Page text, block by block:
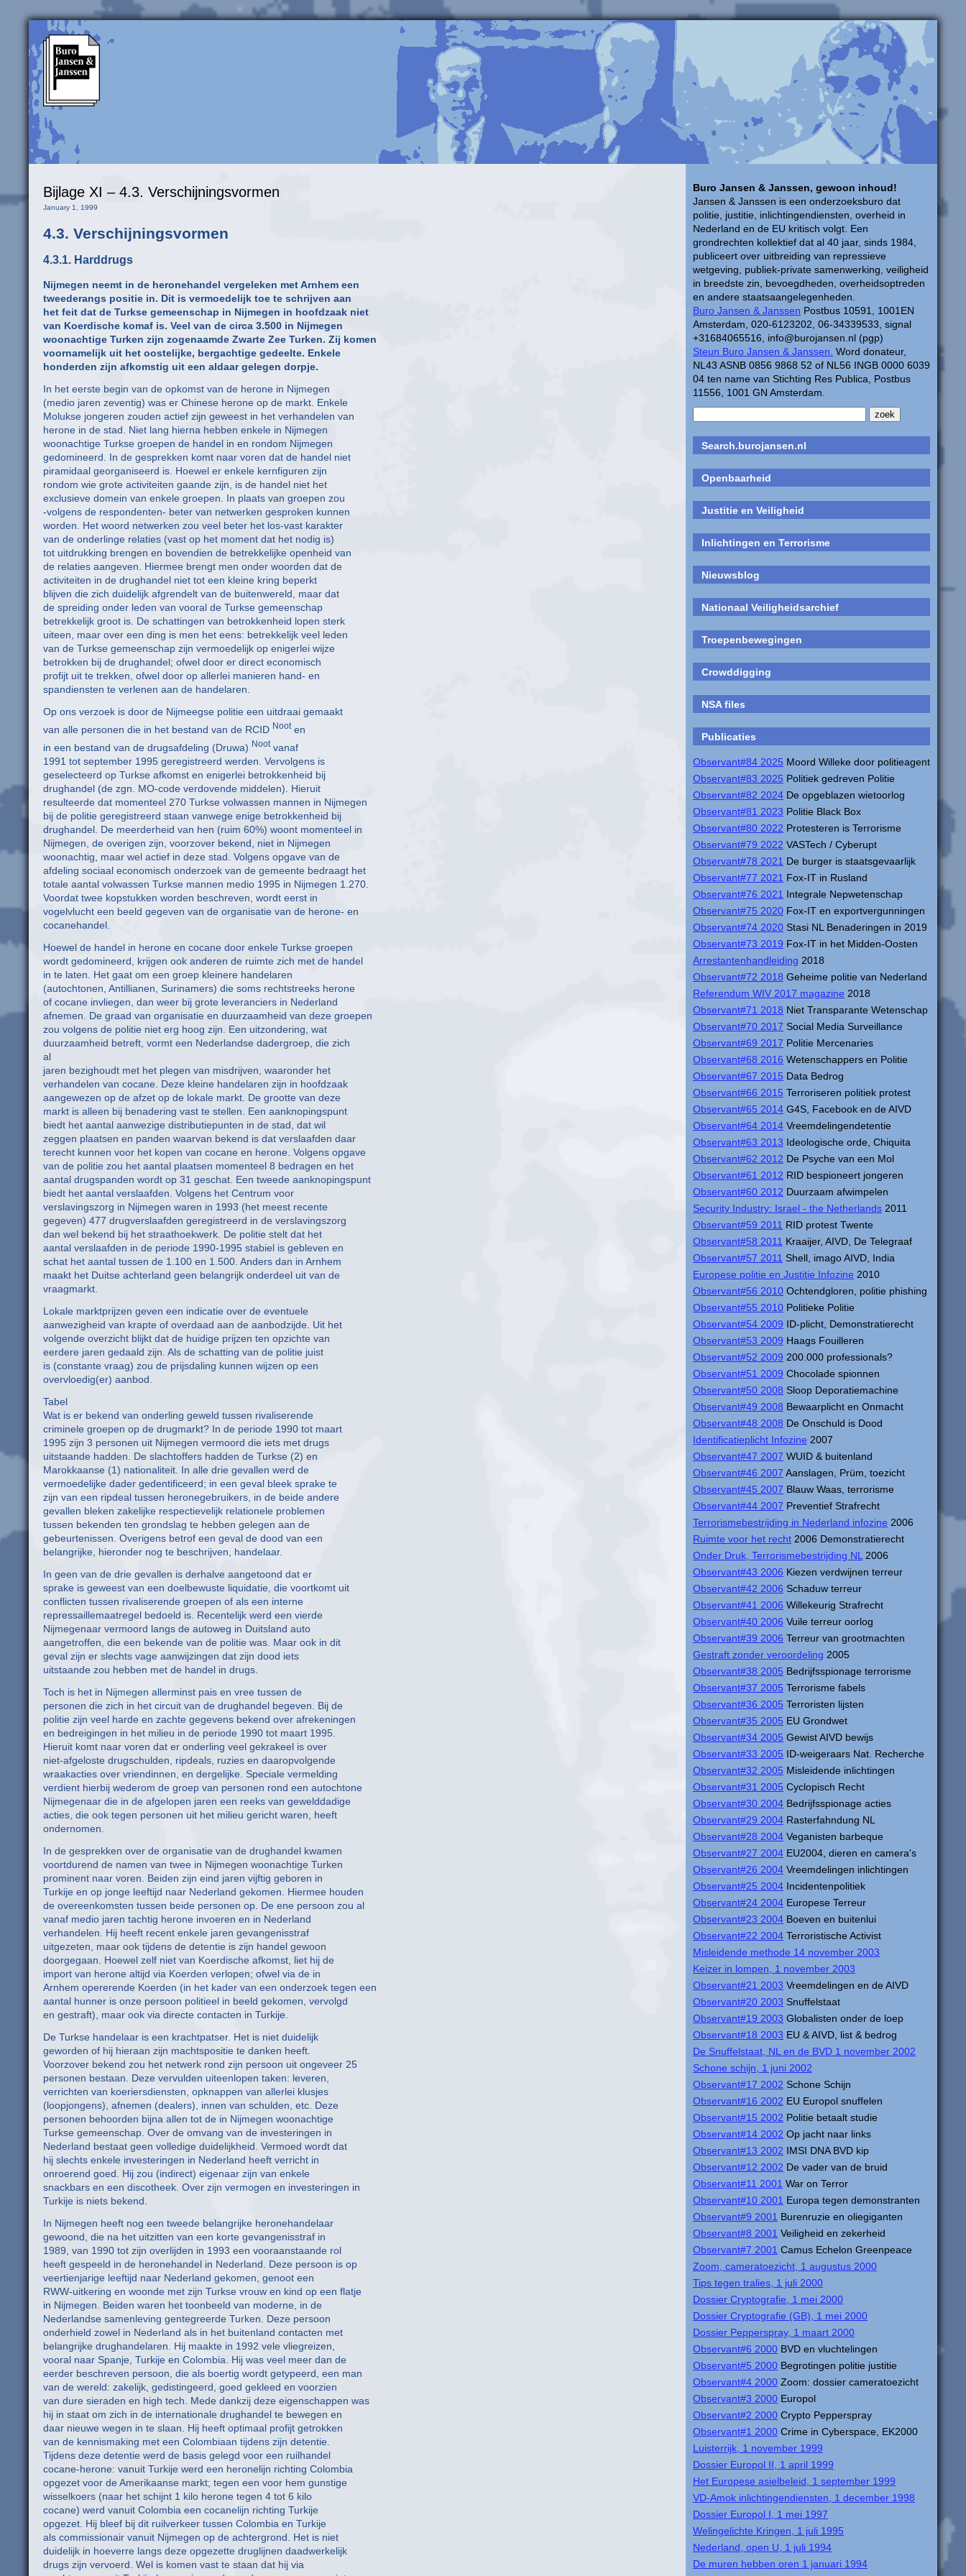
Buro Jansen & Janssen, gewoon inhoud!
Jansen & Janssen is een onderzoeksburo dat
politie, justitie, inlichtingendiensten, overheid in
Nederland en de EU kritisch volgt. Een
grondrechten kollektief dat al 40 jaar, sinds 1984,
publiceert over uitbreiding van repressieve
wetgeving, publiek-private samenwerking, veiligheid
in breedste zin, bevoegdheden, overheidsoptreden
en andere staatsaangelegenheden.
Buro Jansen & Janssen Postbus 10591, 1001EN
Amsterdam, 020-6123202, 06-34339533, signal
+31684065516, info@burojansen.nl (pgp)
Steun Buro Jansen & Janssen. Word donateur,
NL43 ASNB 0856 9868 52 of NL56 INGB 0000 6039
04 ten name van Stichting Res Publica, Postbus
11556, 1001 GN Amsterdam.
Search.burojansen.nl
Openbaarheid
Justitie en Veiligheid
Inlichtingen en Terrorisme
Nieuwsblog
Nationaal Veiligheidsarchief
Troepenbewegingen
Crowddigging
NSA files
Publicaties
Observant#84 2025 Moord Willeke door politieagent
Observant#83 2025 Politiek gedreven Politie
Observant#82 2024 De opgeblazen wietoorlog
Observant#81 2023 Politie Black Box
Observant#80 2022 Protesteren is Terrorisme
Observant#79 2022 VASTech / Cyberupt
Observant#78 2021 De burger is staatsgevaarlijk
Observant#77 2021 Fox-IT in Rusland
Observant#76 2021 Integrale Nepwetenschap
Observant#75 2020 Fox-IT en exportvergunningen
Observant#74 2020 Stasi NL Benaderingen in 2019
Observant#73 2019 Fox-IT in het Midden-Oosten
Arrestantenhandleiding 2018
Observant#72 2018 Geheime politie van Nederland
Referendum WIV 2017 magazine 2018
Observant#71 2018 Niet Transparante Wetenschap
Observant#70 2017 Social Media Surveillance
Observant#69 2017 Politie Mercenaries
Observant#68 2016 Wetenschappers en Politie
Observant#67 2015 Data Bedrog
Observant#66 2015 Terroriseren politiek protest
Observant#65 2014 G4S, Facebook en de AIVD
Observant#64 2014 Vreemdelingendetentie
Observant#63 2013 Ideologische orde, Chiquita
Observant#62 2012 De Psyche van een Mol
Observant#61 2012 RID bespioneert jongeren
Observant#60 2012 Duurzaam afwimpelen
Security Industry: Israel - the Netherlands 2011
Observant#59 2011 RID protest Twente
Observant#58 2011 Kraaijer, AIVD, De Telegraaf
Observant#57 2011 Shell, imago AIVD, India
Europese politie en Justitie Infozine 2010
Observant#56 2010 Ochtendgloren, politie phishing
Observant#55 2010 Politieke Politie
Observant#54 2009 ID-plicht, Demonstratierecht
Observant#53 2009 Haags Fouilleren
Observant#52 2009 200.000 professionals?
Observant#51 2009 Chocolade spionnen
Observant#50 2008 Sloop Deporatiemachine
Observant#49 2008 Bewaarplicht en Onmacht
Observant#48 2008 De Onschuld is Dood
Identificatieplicht Infozine 2007
Observant#47 2007 WUID & buitenland
Observant#46 2007 Aanslagen, Prüm, toezicht
Observant#45 2007 Blauw Waas, terrorisme
Observant#44 2007 Preventief Strafrecht
Terrorismebestrijding in Nederland infozine 2006
Ruimte voor het recht 2006 Demonstratierecht
Onder Druk, Terrorismebestrijding NL 2006
Observant#43 2006 Kiezen verdwijnen terreur
Observant#42 2006 Schaduw terreur
Observant#41 2006 Willekeurig Strafrecht
Observant#40 2006 Vuile terreur oorlog
Observant#39 2006 Terreur van grootmachten
Gestraft zonder veroordeling 2005
Observant#38 2005 Bedrijfsspionage terrorisme
Observant#37 2005 Terrorisme fabels
Observant#36 2005 Terroristen lijsten
Observant#35 2005 EU Grondwet
Observant#34 2005 Gewist AIVD bewijs
Observant#33 2005 ID-weigeraars Nat. Recherche
Observant#32 2005 Misleidende inlichtingen
Observant#31 2005 Cyclopisch Recht
Observant#30 2004 Bedrijfsspionage acties
Observant#29 2004 Rasterfahndung NL
Observant#28 2004 Veganisten barbeque
Observant#27 2004 EU2004, dieren en camera's
Observant#26 2004 Vreemdelingen inlichtingen
Observant#25 2004 Incidentenpolitiek
Observant#24 2004 Europese Terreur
Observant#23 2004 Boeven en buitenlui
Observant#22 2004 Terroristische Activist
Misleidende methode 14 november 2003
Keizer in lompen, 1 november 2003
Observant#21 2003 Vreemdelingen en de AIVD
Observant#20 2003 Snuffelstaat
Observant#19 2003 Globalisten onder de loep
Observant#18 2003 EU & AIVD, list & bedrog
De Snuffelstaat, NL en de BVD 1 november 2002
Schone schijn, 1 juni 2002
Observant#17 2002 Schone Schijn
Observant#16 2002 EU Europol snuffelen
Observant#15 2002 Politie betaalt studie
Observant#14 2002 Op jacht naar links
Observant#13 2002 IMSI DNA BVD kip
Observant#12 2002 De vader van de bruid
Observant#11 2001 War on Terror
Observant#10 2001 Europa tegen demonstranten
Observant#9 2001 Burenruzie en oliegiganten
Observant#8 2001 Veiligheid en zekerheid
Observant#7 2001 Camus Echelon Greenpeace
Zoom, cameratoezicht, 1 augustus 2000
Tips tegen tralies, 1 juli 2000
Dossier Cryptografie, 1 mei 2000
Dossier Cryptografie (GB), 1 mei 2000
Dossier Pepperspray, 1 maart 2000
Observant#6 2000 BVD en vluchtelingen
Observant#5 2000 Begrotingen politie justitie
Observant#4 2000 Zoom: dossier cameratoezicht
Observant#3 2000 Europol
Observant#2 2000 Crypto Pepperspray
Observant#1 2000 Crime in Cyberspace, EK2000
Luisterrijk, 1 november 1999
Dossier Europol II, 1 april 1999
Het Europese asielbeleid, 1 september 1999
VD-Amok inlichtingendiensten, 1 december 1998
Dossier Europol I, 1 mei 1997
Welingelichte Kringen, 1 juli 1995
Nederland, open U, 1 juli 1994
De muren hebben oren 1 januari 1994
Bijlage XI – 4.3. Verschijningsvormen
January 1, 1999
4.3. Verschijningsvormen
4.3.1. Harddrugs
Nijmegen neemt in de heronehandel vergeleken met Arnhem een
tweederangs positie in. Dit is vermoedelijk toe te schrijven aan
het feit dat de Turkse gemeenschap in Nijmegen in hoofdzaak niet
van Koerdische komaf is. Veel van de circa 3.500 in Nijmegen
woonachtige Turken zijn zogenaamde Zwarte Zee Turken. Zij komen
voornamelijk uit het oostelijke, bergachtige gedeelte. Enkele
honderden zijn afkomstig uit een aldaar gelegen dorpje.
In het eerste begin van de opkomst van de herone in Nijmegen
(medio jaren zeventig) was er Chinese herone op de markt. Enkele
Molukse jongeren zouden actief zijn geweest in het verhandelen van
herone in de stad. Niet lang hierna hebben enkele in Nijmegen
woonachtige Turkse groepen de handel in en rondom Nijmegen
gedomineerd. In de gesprekken komt naar voren dat de handel niet
piramidaal georganiseerd is. Hoewel er enkele kernfiguren zijn
rondom wie grote activiteiten gaande zijn, is de handel niet het
exclusieve domein van enkele groepen. In plaats van groepen zou
-volgens de respondenten- beter van netwerken gesproken kunnen
worden. Het woord netwerken zou veel beter het los-vast karakter
van de onderlinge relaties (vast op het moment dat het nodig is)
tot uitdrukking brengen en bovendien de betrekkelijke openheid van
de relaties aangeven. Hiermee brengt men onder woorden dat de
activiteiten in de drughandel niet tot een kleine kring beperkt
blijven die zich duidelijk afgrendelt van de buitenwereld, maar dat
de spreiding onder leden van vooral de Turkse gemeenschap
betrekkelijk groot is. De schattingen van betrokkenheid lopen sterk
uiteen, maar over een ding is men het eens: betrekkelijk veel leden
van de Turkse gemeenschap zijn vermoedelijk op enigerlei wijze
betrokken bij de drughandel; ofwel door er direct economisch
profijt uit te trekken, ofwel door op allerlei manieren hand- en
spandiensten te verlenen aan de handelaren.
Op ons verzoek is door de Nijmeegse politie een uitdraai gemaakt
van alle personen die in het bestand van de RCID Nooten
in een bestand van de drugsafdeling (Druwa) Nootvanaf
1991 tot september 1995 geregistreerd werden. Vervolgens is
geselecteerd op Turkse afkomst en enigerlei betrokkenheid bij
drughandel (de zgn. MO-code verdovende middelen). Hieruit
resulteerde dat momenteel 270 Turkse volwassen mannen in Nijmegen
bij de politie geregistreerd staan vanwege enige betrokkenheid bij
drughandel. De meerderheid van hen (ruim 60%) woont momenteel in
Nijmegen, de overigen zijn, voorzover bekend, niet in Nijmegen
woonachtig, maar wel actief in deze stad. Volgens opgave van de
afdeling sociaal economisch onderzoek van de gemeente bedraagt het
totale aantal volwassen Turkse mannen medio 1995 in Nijmegen 1.270.
Voordat twee kopstukken worden beschreven, wordt eerst in
vogelvlucht een beeld gegeven van de organisatie van de herone- en
cocanehandel.
Hoewel de handel in herone en cocane door enkele Turkse groepen
wordt gedomineerd, krijgen ook anderen de ruimte zich met de handel
in te laten. Het gaat om een groep kleinere handelaren
(autochtonen, Antillianen, Surinamers) die soms rechtstreeks herone
of cocane invliegen, dan weer bij grote leveranciers in Nederland
afnemen. De graad van organisatie en duurzaamheid van deze groepen
zou volgens de politie niet erg hoog zijn. Een uitzondering, wat
duurzaamheid betreft, vormt een Nederlandse dadergroep, die zich
al
jaren bezighoudt met het plegen van misdrijven, waaronder het
verhandelen van cocane. Deze kleine handelaren zijn in hoofdzaak
aangewezen op de afzet op de lokale markt. De grootte van deze
markt is alleen bij benadering vast te stellen. Een aanknopingspunt
biedt het aantal aanwezige distributiepunten in de stad, dat wil
zeggen plaatsen en panden waarvan bekend is dat verslaafden daar
terecht kunnen voor het kopen van cocane en herone. Volgens opgave
van de politie zou het aantal plaatsen momenteel 8 bedragen en het
aantal drugspanden wordt op 31 geschat. Een tweede aanknopingspunt
biedt het aantal verslaafden. Volgens het Centrum voor
verslavingszorg in Nijmegen waren in 1993 (het meest recente
gegeven) 477 drugverslaafden geregistreerd in de verslavingszorg
dan wel bekend bij het straathoekwerk. De politie stelt dat het
aantal verslaafden in de periode 1990-1995 stabiel is gebleven en
schat het aantal tussen de 1.100 en 1.500. Anders dan in Arnhem
maakt het Duitse achterland geen belangrijk onderdeel uit van de
vraagmarkt.
Lokale marktprijzen geven een indicatie over de eventuele
aanwezigheid van krapte of overdaad aan de aanbodzijde. Uit het
volgende overzicht blijkt dat de huidige prijzen ten opzichte van
eerdere jaren gedaald zijn. Als de schatting van de politie juist
is (constante vraag) zou de prijsdaling kunnen wijzen op een
overvloedig(er) aanbod.
Tabel
Wat is er bekend van onderling geweld tussen rivaliserende
criminele groepen op de drugmarkt? In de periode 1990 tot maart
1995 zijn 3 personen uit Nijmegen vermoord die iets met drugs
uitstaande hadden. De slachtoffers hadden de Turkse (2) en
Marokkaanse (1) nationaliteit. In alle drie gevallen werd de
vermoedelijke dader gedentificeerd; in een geval bleek sprake te
zijn van een ripdeal tussen heronegebruikers, in de beide andere
gevallen bleken zakelijke respectievelijk relationele problemen
tussen bekenden ten grondslag te hebben gelegen aan de
gebeurtenissen. Overigens betrof een geval de dood van een
belangrijke, hieronder nog te beschrijven, handelaar.
In geen van de drie gevallen is derhalve aangetoond dat er
sprake is geweest van een doelbewuste liquidatie, die voortkomt uit
conflicten tussen rivaliserende groepen of als een interne
repressaillemaatregel bedoeld is. Recentelijk werd een vierde
Nijmegenaar vermoord langs de autoweg in Duitsland auto
aangetroffen, die een bekende van de politie was. Maar ook in dit
geval zijn er slechts vage aanwijzingen dat zijn dood iets
uitstaande zou hebben met de handel in drugs.
Toch is het in Nijmegen allerminst pais en vree tussen de
personen die zich in het circuit van de drughandel begeven. Bij de
politie zijn veel harde en zachte gegevens bekend over afrekeningen
en bedreigingen in het milieu in de periode 1990 tot maart 1995.
Hieruit komt naar voren dat er onderling veel gekrakeel is over
niet-afgeloste drugschulden, ripdeals, ruzies en daaropvolgende
wraakacties over vriendinnen, en dergelijke. Speciale vermelding
verdient hierbij wederom de groep van personen rond een autochtone
Nijmegenaar die in de afgelopen jaren een reeks van gewelddadige
acties, die ook tegen personen uit het milieu gericht waren, heeft
ondernomen.
In de gesprekken over de organisatie van de drughandel kwamen
voortdurend de namen van twee in Nijmegen woonachtige Turken
prominent naar voren. Beiden zijn eind jaren vijftig geboren in
Turkije en op jonge leeftijd naar Nederland gekomen. Hiermee houden
de overeenkomsten tussen beide personen op. De ene persoon zou al
vanaf medio jaren tachtig herone invoeren en in Nederland
verhandelen. Hij heeft recent enkele jaren gevangenisstraf
uitgezeten, maar ook tijdens de detentie is zijn handel gewoon
doorgegaan. Hoewel zelf niet van Koerdische afkomst, liet hij de
import van herone altijd via Koerden verlopen; ofwel via de in
Arnhem opererende Koerden (in het kader van een onderzoek tegen een
aantal hunner is onze persoon politieel in beeld gekomen, vervolgd
en gestraft), maar ook via directe contacten in Turkije.
De Turkse handelaar is een krachtpatser. Het is niet duidelijk
geworden of hij hieraan zijn machtspositie te danken heeft.
Voorzover bekend zou het netwerk rond zijn persoon uit ongeveer 25
personen bestaan. Deze vervulden uiteenlopen taken: leveren,
verrichten van koeriersdiensten, opknappen van allerlei klusjes
(loopjongens), afnemen (dealers), innen van schulden, etc. Deze
personen behoorden bijna allen tot de in Nijmegen woonachtige
Turkse gemeenschap. Over de omvang van de investeringen in
Nederland bestaat geen volledige duidelijkheid. Vermoed wordt dat
hij slechts enkele investeringen in Nederland heeft verricht in
onroerend goed. Hij zou (indirect) eigenaar zijn van enkele
snackbars en een discotheek. Over zijn vermogen en investeringen in
Turkije is niets bekend.
In Nijmegen heeft nog een tweede belangrijke heronehandelaar
gewoond, die na het uitzitten van een korte gevangenisstraf in
1989, van 1990 tot zijn overlijden in 1993 een vooraanstaande rol
heeft gespeeld in de heronehandel in Nederland. Deze persoon is op
veertienjarige leeftijd naar Nederland gekomen, genoot een
RWW-uitkering en woonde met zijn Turkse vrouw en kind op een flatje
in Nijmegen. Beiden waren het toonbeeld van moderne, in de
Nederlandse samenleving gentegreerde Turken. Deze persoon
onderhield zowel in Nederland als in het buitenland contacten met
belangrijke drughandelaren. Hij maakte in 1992 vele vliegreizen,
vooral naar Spanje, Turkije en Colombia. Hij was veel meer dan de
eerder beschreven persoon, die als boertig wordt getypeerd, een man
van de wereld: zakelijk, gedistingeerd, goed gekleed en voorzien
van dure sieraden en high tech. Mede dankzij deze eigenschappen was
hij in staat om zich in de internationale drughandel te bewegen en
daar nieuwe wegen in te slaan. Hij heeft optimaal profijt getrokken
van de kennismaking met een Colombiaan tijdens zijn detentie.
Tijdens deze detentie werd de basis gelegd voor een ruilhandel
cocane-herone: vanuit Turkije werd een heronelijn richting Colombia
opgezet voor de Amerikaanse markt; tegen een voor hem gunstige
wisselkoers (naar het schijnt 1 kilo herone tegen 4 tot 6 kilo
cocane) werd vanuit Colombia een cocanelijn richting Turkije
opgezet. Hij bleef bij dit ruilverkeer tussen Colombia en Turkije
als commissionair vanuit Nijmegen op de achtergrond. Het is niet
duidelijk in hoeverre langs deze opgezette druglijnen daadwerkelijk
drugs zijn vervoerd. Wel is komen vast te staan dat hij via